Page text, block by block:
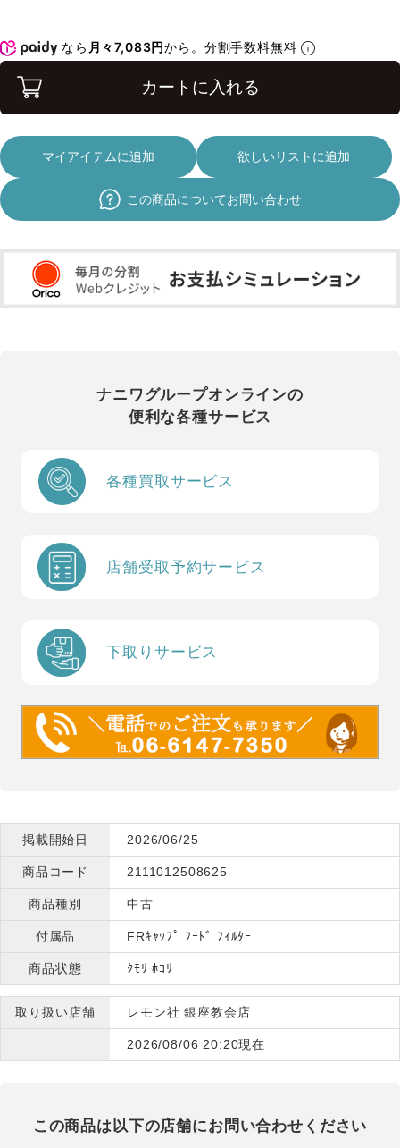
なら 月々7,083円から。分割手数料無料
カートに入れる
マイアイテムに追加 欲しいリストに追加
この商品についてお問い合わせ
ナニワグループオンラインの
便利な各種サービス
各種買取サービス
店舗受取予約サービス
下取りサービス
掲載開始日 2026/06/25
商品コード 2111012508625
商品種別 中古
付属品 FRｷｬｯﾌﾟ ﾌｰﾄﾞ ﾌｨﾙﾀｰ
商品状態 ｸﾓﾘ ﾎｺﾘ
取り扱い店舗 レモン社 銀座教会店
2026/08/06 20:20現在
この商品は以下の店舗にお問い合わせください